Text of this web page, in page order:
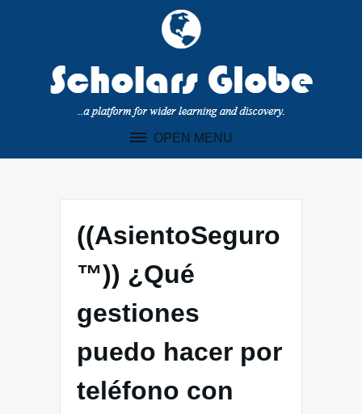
OPEN MENU
((AsientoSeguro
™)) ¿Qué
gestiones
puedo hacer por
teléfono con